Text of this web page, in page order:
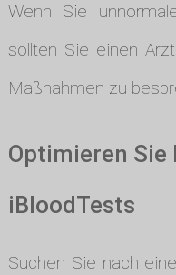
Wenn Sie
sollten Sie einen
Maßnahmen zu
Optimieren Sie
iBloodTests
Suchen Sie nach